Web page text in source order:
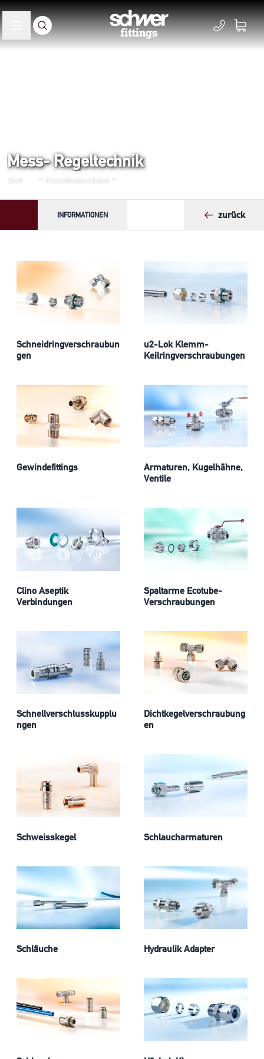
Mess- Regeltechnik
Start ** Klassifikationsdaten **
INFORMATIONEN zurück
Schneidringverschraubun
gen
u2-Lok Klemm-
Keilringverschraubungen
Gewindefittings
Armaturen, Kugelhähne,
Ventile
Clino Aseptik
Verbindungen
Spaltarme Ecotube-
Verschraubungen
Schnellverschlusskupplu
ngen
Dichtkegelverschraubung
en
Schweisskegel Schlaucharmaturen
Schläuche Hydraulik Adapter